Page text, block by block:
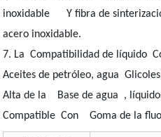
inoxidable Y fibra de
acero inoxidable.
7. La Compatibilidad de líquido
Aceites de petróleo, agua
Alta de la Base de agua ,
Compatible Con Goma de la